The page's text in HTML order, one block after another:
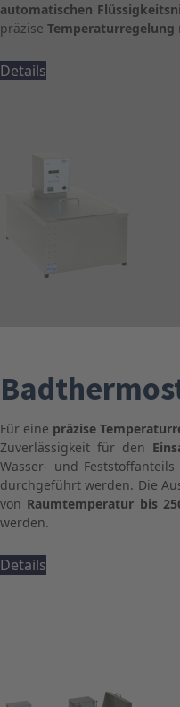
automatischen
präzise Temperaturregelung
Details
Für eine präzise
Zuverlässigkeit für den
Wasser- und
durchgeführt werden. Die
von Raumtemperatur bis
werden.
Details